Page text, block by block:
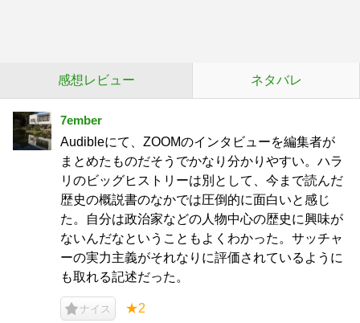
感想レビュー ネタバレ
7ember
Audibleにて、ZOOMのインタビューを編集者が
まとめたものだそうでかなり分かりやすい。ハラ
リのビッグヒストリーは別として、今まで読んだ
歴史の概説書のなかでは圧倒的に面白いと感じ
た。自分は政治家などの人物中心の歴史に興味が
ないんだなということもよくわかった。サッチャ
ーの実力主義がそれなりに評価されているように
も取れる記述だった。
ナイス ★2